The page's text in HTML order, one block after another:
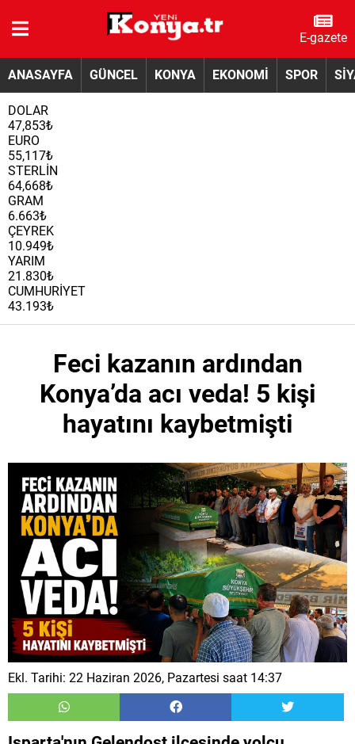
E-gazete
ANASAYFA GÜNCEL KONYA EKONOMİ SPOR
DOLAR
47,853₺
EURO
55,117₺
STERLİN
64,668₺
GRAM
6.663₺
ÇEYREK
10.949₺
YARIM
21.830₺
CUMHURİYET
43.193₺
Feci kazanın ardından
Konya’da acı veda! 5 kişi
hayatını kaybetmişti
Ekl. Tarihi: 22 Haziran 2026, Pazartesi saat 14:37